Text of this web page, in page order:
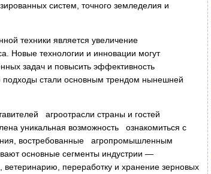
систем, точного земледелия и
техники является увеличение
Новые технологии и инновации могут
задач и повысить эффективность
стали основным трендом нынешней
агроотрасли страны и гостей
уникальная возможность ознакомиться с
востребованные агропромышленным
основные сегменты индустрии —
ветеринарию, переработку и хранение зерновых